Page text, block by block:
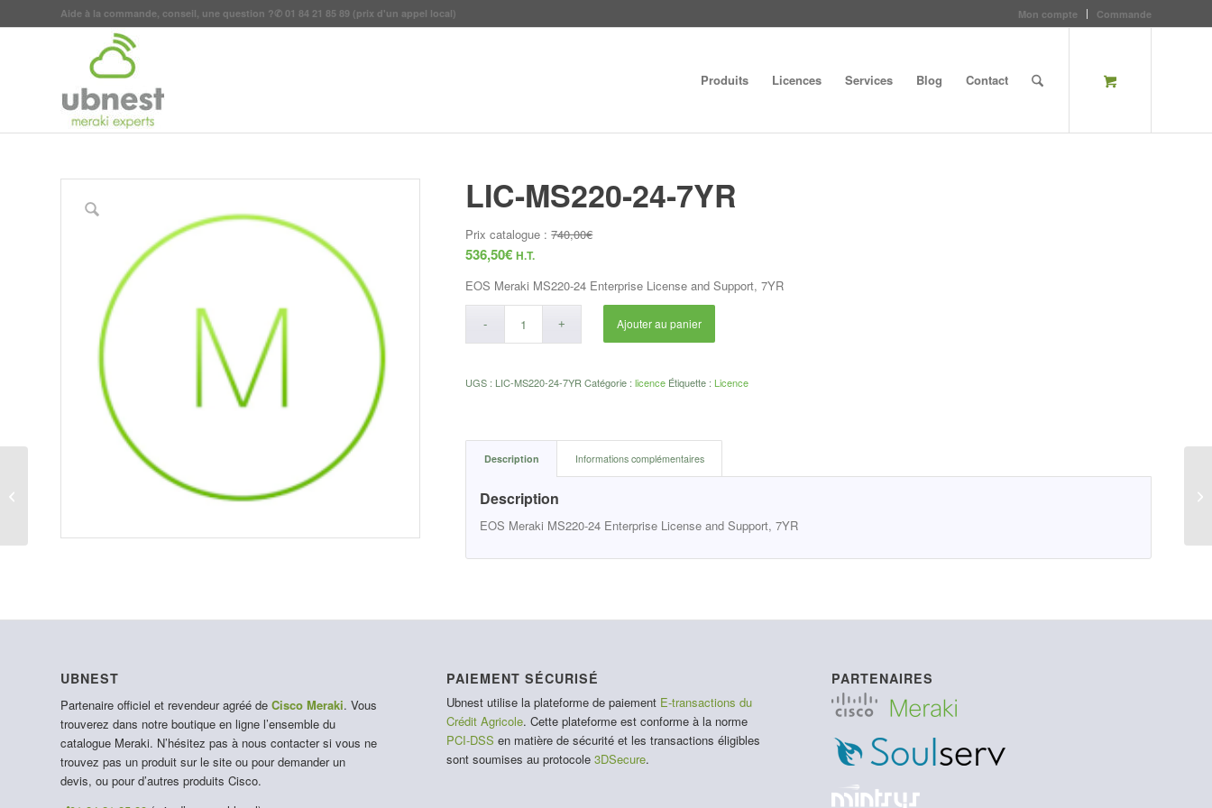
Mon compte Commande
Aide à la commande, conseil, une question ?✆ 01 84 21 85 89 (prix d'un appel local)
Produits Licences Services Blog Contact
LIC-MS220-24-7YR
Prix catalogue :740,00€
536,50€ H.T.
EOS Meraki MS220-24 Enterprise License and Support, 7YR
Ajouter au panier
UGS : LIC-MS220-24-7YR Catégorie :licence Étiquette : Licence
Description Informations complémentaires
Description
EOS Meraki MS220-24 Enterprise License and Support, 7YR
UBNEST
Partenaire officiel et revendeur agréé de Cisco Meraki. Vous
trouverez dans notre boutique en ligne l’ensemble du
catalogue Meraki. N’hésitez pas à nous contacter si vous ne
trouvez pas un produit sur le site ou pour demander un
devis, ou pour d’autres produits Cisco.
PAIEMENT SÉCURISÉ
Ubnest utilise la plateforme de paiement E-transactions du
Crédit Agricole. Cette plateforme est conforme à la norme
PCI-DSS en matière de sécurité et les transactions éligibles
sont soumises au protocole 3DSecure.
PARTENAIRES